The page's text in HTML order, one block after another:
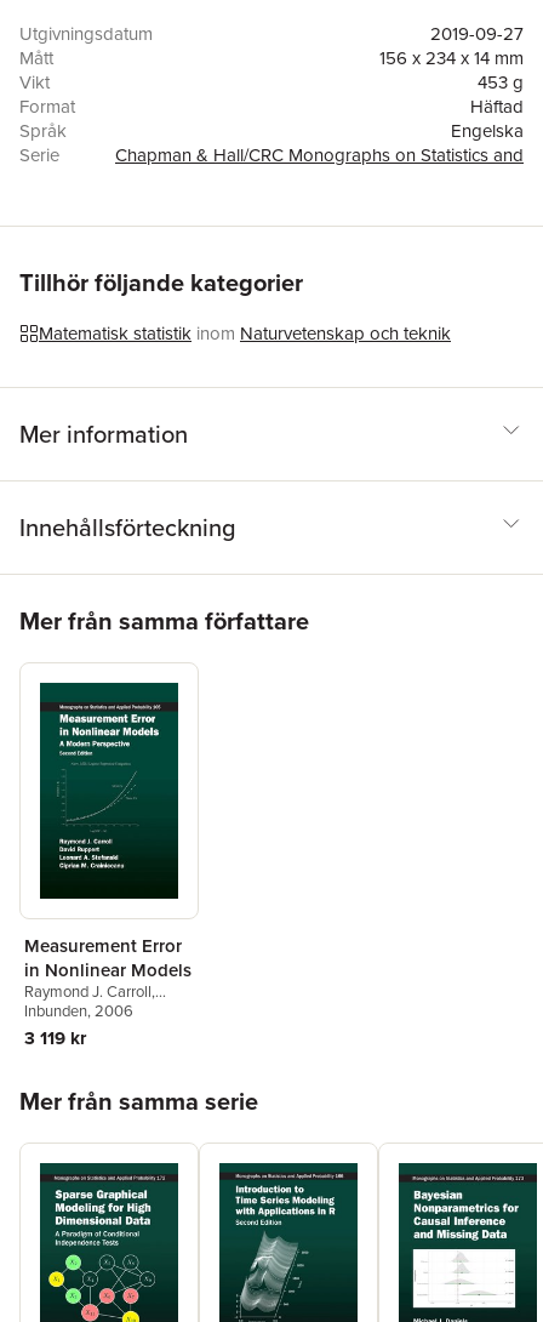
fisheries research.While the main focus of the book in on data
transformation and weighting, it also draws upon ideas from
diverse fields such as influence diagnostics, robustness,
bootstrapping, nonparametric data smoothing, quasi-likelihood
methods, errors-in-variables, and random coefficients. The
authors discuss the computation of estimates and give
regression.
Utgivningsdatum
2019-09-27
Mått
156 x 234 x 14 mm
Vikt
453 g
Format
Häftad
Språk
Engelska
Serie
Chapman & Hall/CRC Monographs on Statistics and
Förlag
Taylor & Francis Ltd
Tillhör följande kategorier
Matematisk statistik inom Naturvetenskap och teknik
Mer information
Innehållsförteckning
Mer från samma författare
Measurement Error
in Nonlinear Models
Raymond J. Carroll,
David Ruppert,Leonard
A. Stefanski
Crainiceanu
Inbunden, 2006
3 119 kr
Mer från samma serie